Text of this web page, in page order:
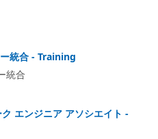
統合 - Training
統合
エンジニア アソシエイト -